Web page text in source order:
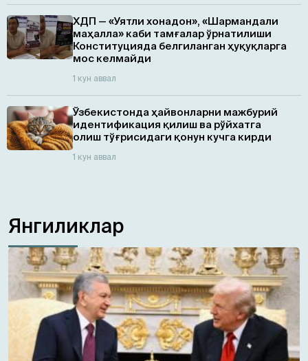
ХДП — «Уятли хонадон», «Шармандали
маҳалла» каби тамғалар ўрнатилиши
Конституцияда белгиланган ҳуқуқларга
мос келмайди
1 кун аввал
Ўзбекистонда ҳайвонларни мажбурий
идентификация қилиш ва рўйхатга
олиш тўғрисидаги қонун кучга кирди
1 кун аввал
Янгиликлар